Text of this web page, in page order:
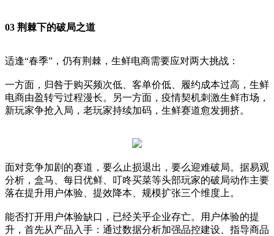
03 荆棘下的破局之道
适逢“春季”，仍有荆棘，生鲜电商需要应对两大挑战：
一方面，归咎于购买频次低、客单价低、履约成本过高，生鲜
电商由盈转亏过程漫长。另一方面，疫情契机刺激生鲜市场，
新玩家争抢入局，老玩家持续加码，生鲜赛道愈发拥挤。
面对竞争加剧的赛道，要么止损退出，要么迎难破局。据易观
分析，盒马、每日优鲜、叮咚买菜等头部玩家的破局动作主要
落在提升用户体验、提效降本、规模扩张三个维度上。
能否打开用户体验缺口，已经关乎企业存亡。用户体验的提
升，首先从产品入手：通过数据分析加强品控建设、指导商品